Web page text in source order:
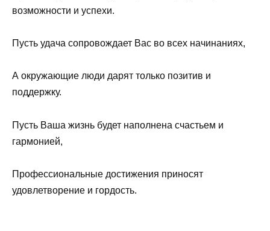
возможности и успехи.
Пусть удача сопровождает Вас во всех начинаниях,
А окружающие люди дарят только позитив и
поддержку.
Пусть Ваша жизнь будет наполнена счастьем и
гармонией,
Профессиональные достижения приносят
удовлетворение и гордость.